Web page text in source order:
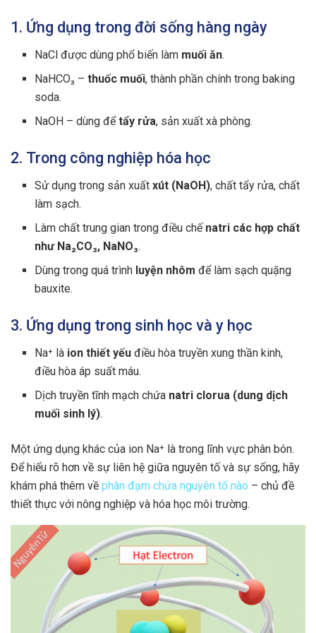
1. Ứng dụng trong đời sống hàng ngày
NaCl được dùng phổ biến làm muối ăn.
NaHCO₃ –thuốc muối, thành phần chính trong baking
soda.
NaOH – dùng đểtẩy rửa, sản xuất xà phòng.
2. Trong công nghiệp hóa học
Sử dụng trong sản xuấtxút (NaOH), chất tẩy rửa, chất
làm sạch.
Làm chất trung gian trong điều chế natri các hợp chất
như Na₂CO₃, NaNO₃.
Dùng trong quá trình luyện nhôm để làm sạch quặng
bauxite.
3. Ứng dụng trong sinh học và y học
Na⁺ là ion thiết yếu điều hòa truyền xung thần kinh,
điều hòa áp suất máu.
Dịch truyền tĩnh mạch chứa natri clorua (dung dịch
muối sinh lý).
Một ứng dụng khác của ion Na⁺ là trong lĩnh vực phân bón.
Để hiểu rõ hơn về sự liên hệ giữa nguyên tố và sự sống, hãy
khám phá thêm về phân đạm chứa nguyên tố nào – chủ đề
thiết thực với nông nghiệp và hóa học môi trường.